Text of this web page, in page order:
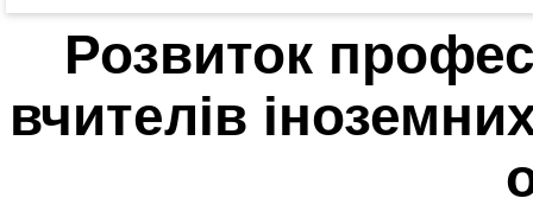
Розвиток
вчителів